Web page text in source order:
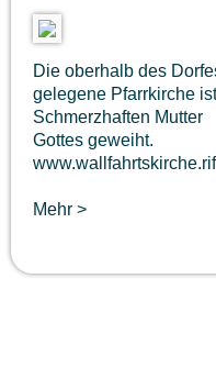
Die oberhalb des
gelegene Pfarrkirche
Schmerzhaften Mutter
Gottes geweiht.
Mehr >